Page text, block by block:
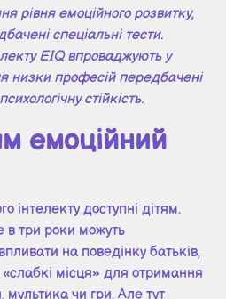
рівня емоційного розвитку,
спеціальні тести.
EIQ впроваджують у
низки професій передбачені
стійкість.
емоційний
інтелекту доступні дітям.
три роки можуть
на поведінку батьків,
місця» для отримання
мультика чи гри. Але тут